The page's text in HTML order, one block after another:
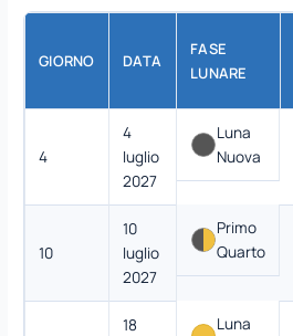
GIORNO DATA
FASE
LUNARE
4
4
luglio
2027
Luna
Nuova
10
10
luglio
2027
Primo
Quarto
18
Luna